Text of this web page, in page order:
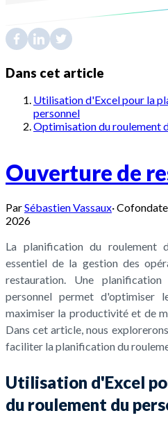
Dans cet article
Utilisation d'Excel pour la
personnel
Optimisation du roulement
Ouverture de
ParSébastien Vassaux·
2026
La planification du roulement
essentiel de la gestion des
restauration. Une
personnel permet d'optimiser
maximiser la productivité et de
Dans cet article, nous
faciliter la planification du
Utilisation d'Excel
du roulement du